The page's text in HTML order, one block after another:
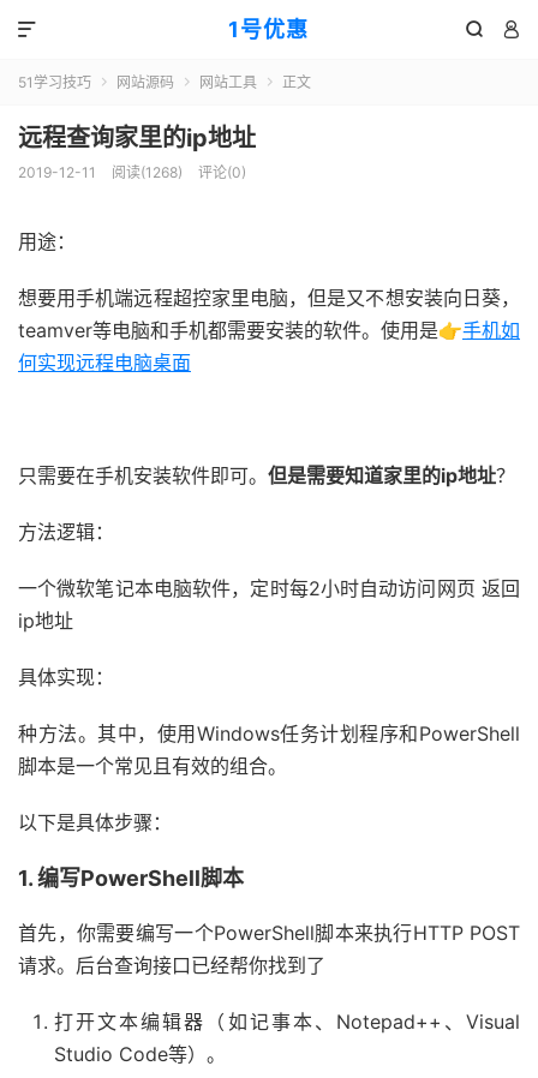
1号优惠  

51学习技巧  网站源码  网站工具  正文
远程查询家里的ip地址
2019-12-11 阅读(1268) 评论(0)
用途：
想要用手机端远程超控家里电脑，但是又不想安装向日葵，
teamver等电脑和手机都需要安装的软件。使用是👉手机如
何实现远程电脑桌面
只需要在手机安装软件即可。 但是需要知道家里的ip地址？
方法逻辑：
一个微软笔记本电脑软件，定时每2小时自动访问网页 返回
ip地址
具体实现：
种方法。其中，使用Windows任务计划程序和PowerShell
脚本是一个常见且有效的组合。
以下是具体步骤：
1. 编写PowerShell脚本
首先，你需要编写一个PowerShell脚本来执行HTTP POST
请求。后台查询接口已经帮你找到了
打开文本编辑器（如记事本、Notepad++、Visual
Studio Code等）。